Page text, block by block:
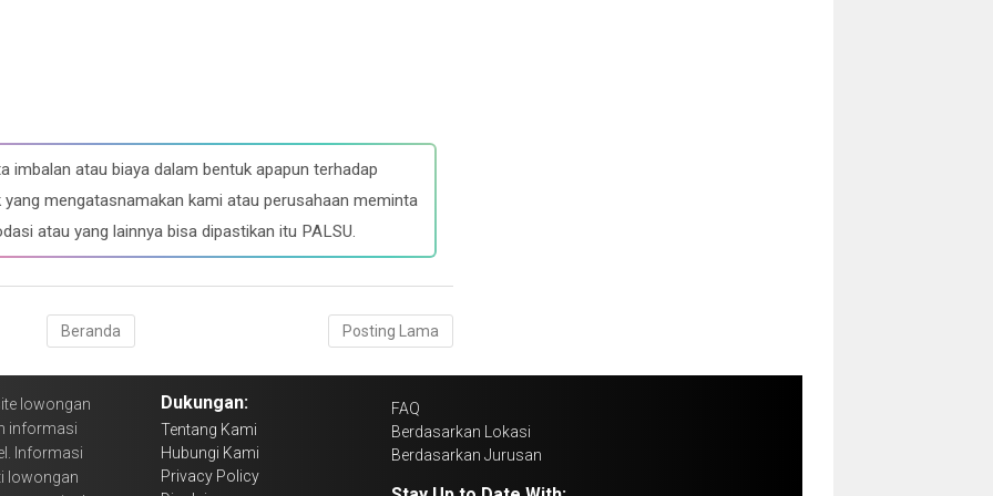
imbalan atau biaya dalam bentuk apapun terhadap
mengatasnamakan kami atau perusahaan meminta
atau yang lainnya bisa dipastikan itu PALSU.
Posting Lama
Beranda
lowongan
informasi
Informasi
lowongan
Dukungan:
Tentang Kami
Hubungi Kami
Privacy Policy
FAQ
Berdasarkan Lokasi
Berdasarkan Jurusan